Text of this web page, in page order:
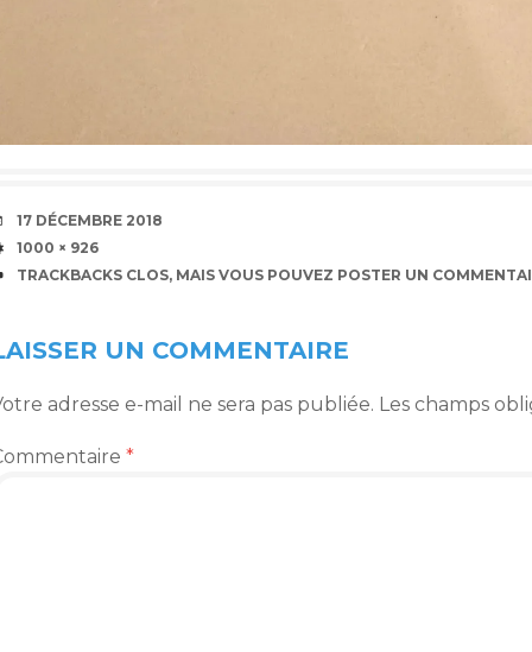
DATE
17 DÉCEMBRE 2018
TAILLE
1000 × 926
TRACKBACKS CLOS, MAIS VOUS POUVEZ POSTER UN
UN COMMENTAIRE
adresse e-mail ne sera pas publiée. Les champs
*